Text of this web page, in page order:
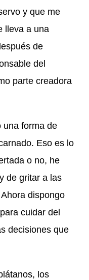
y que me
lleva a una
de
del
parte creadora
una forma de
Eso es lo
o no, he
de gritar a las
dispongo
cuidar del
decisiones que
los